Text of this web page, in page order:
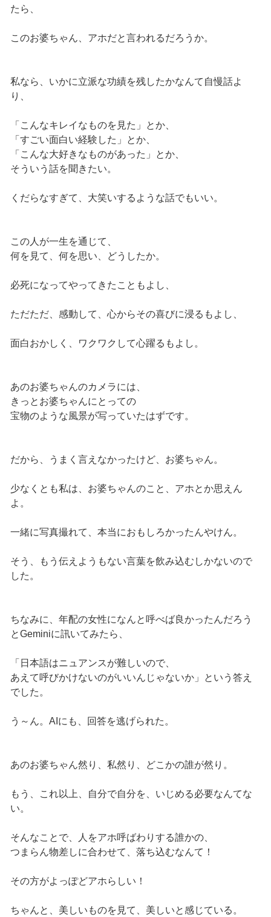
たら、
このお婆ちゃん、アホだと言われるだろうか。
私なら、いかに立派な功績を残したかなんて自慢話よ
り、
「こんなキレイなものを見た」とか、
「すごい面白い経験した」とか、
「こんな大好きなものがあった」とか、
そういう話を聞きたい。
くだらなすぎて、大笑いするような話でもいい。
この人が一生を通じて、
何を見て、何を思い、どうしたか。
必死になってやってきたこともよし、
ただただ、感動して、心からその喜びに浸るもよし、
面白おかしく、ワクワクして心躍るもよし。
あのお婆ちゃんのカメラには、
きっとお婆ちゃんにとっての
宝物のような風景が写っていたはずです。
だから、うまく言えなかったけど、お婆ちゃん。
少なくとも私は、お婆ちゃんのこと、アホとか思えん
よ。
一緒に写真撮れて、本当におもしろかったんやけん。
そう、もう伝えようもない言葉を飲み込むしかないので
した。
ちなみに、年配の女性になんと呼べば良かったんだろう
とGeminiに訊いてみたら、
「日本語はニュアンスが難しいので、
あえて呼びかけないのがいいんじゃないか」という答え
でした。
う～ん。AIにも、回答を逃げられた。
あのお婆ちゃん然り、私然り、どこかの誰が然り。
もう、これ以上、自分で自分を、いじめる必要なんてな
い。
そんなことで、人をアホ呼ばわりする誰かの、
つまらん物差しに合わせて、落ち込むなんて！
その方がよっぽどアホらしい！
ちゃんと、美しいものを見て、美しいと感じている。